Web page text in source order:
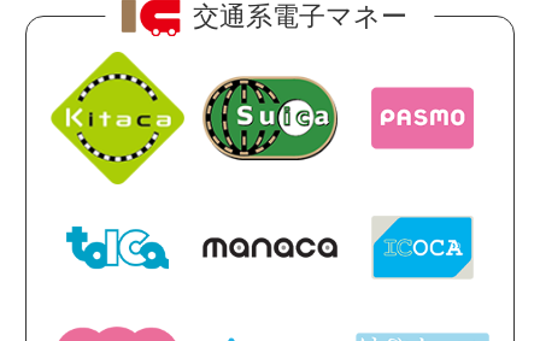
交通系電子マネー